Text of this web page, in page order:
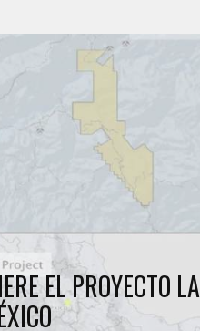
EL PROYECTO LA